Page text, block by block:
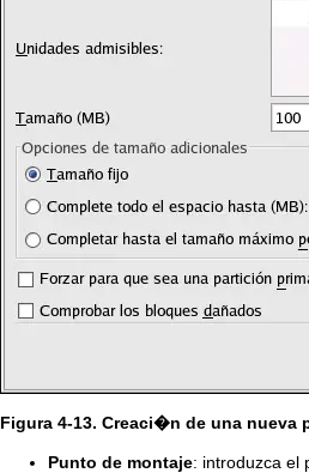
Figura 4-13. Creaci�n de una nueva
Punto de montaje: introduzca